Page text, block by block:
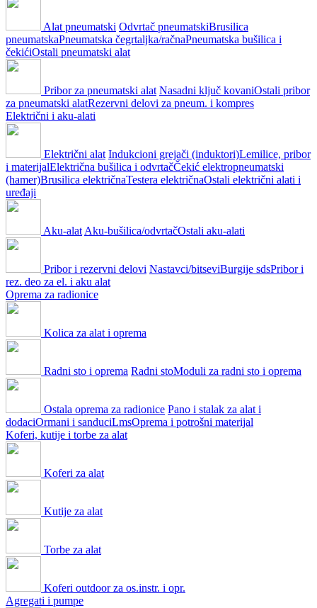
Alat pneumatski Odvrtač pneumatskiBrusilica
pneumatskaPneumatska čegrtaljka/račnaPneumatska bušilica i
čekićiOstali pneumatski alat
Pribor za pneumatski alat Nasadni ključ kovaniOstali pribor
za pneumatski alatRezervni delovi za pneum. i kompres
Električni i aku-alati
Električni alat Indukcioni grejači (induktori)Lemilice, pribor
i materijalElektrična bušilica i odvrtačČekić elektropneumatski
(hamer)Brusilica električnaTestera električnaOstali električni alati i
uređaji
Aku-alat Aku-bušilica/odvrtačOstali aku-alati
Pribor i rezervni delovi Nastavci/bitseviBurgije sdsPribor i
rez. deo za el. i aku alat
Oprema za radionice
Kolica za alat i oprema
Radni sto i oprema Radni stoModuli za radni sto i oprema
Ostala oprema za radionice Pano i stalak za alat i
dodaciOrmani i sanduciLmsOprema i potrošni materijal
Koferi, kutije i torbe za alat
Koferi za alat
Kutije za alat
Torbe za alat
Koferi outdoor za os.instr. i opr.
Agregati i pumpe